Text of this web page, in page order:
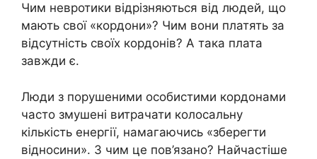
Чим невротики відрізняються від людей, що
мають свої «кордони»? Чим вони платять за
відсутність своїх кордонів? А така плата
завжди є.
Люди з порушеними особистими кордонами
часто змушені витрачати колосальну
кількість енергії, намагаючись «зберегти
відносини». З чим це пов’язано? Найчастіше